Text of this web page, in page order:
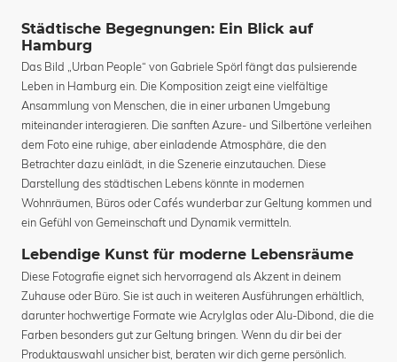
Städtische Begegnungen: Ein Blick auf
Hamburg
Das Bild „Urban People“ von Gabriele Spörl fängt das pulsierende
Leben in Hamburg ein. Die Komposition zeigt eine vielfältige
Ansammlung von Menschen, die in einer urbanen Umgebung
miteinander interagieren. Die sanften Azure- und Silbertöne verleihen
dem Foto eine ruhige, aber einladende Atmosphäre, die den
Betrachter dazu einlädt, in die Szenerie einzutauchen. Diese
Darstellung des städtischen Lebens könnte in modernen
Wohnräumen, Büros oder Cafés wunderbar zur Geltung kommen und
ein Gefühl von Gemeinschaft und Dynamik vermitteln.
Lebendige Kunst für moderne Lebensräume
Diese Fotografie eignet sich hervorragend als Akzent in deinem
Zuhause oder Büro. Sie ist auch in weiteren Ausführungen erhältlich,
darunter hochwertige Formate wie Acrylglas oder Alu-Dibond, die die
Farben besonders gut zur Geltung bringen. Wenn du dir bei der
Produktauswahl unsicher bist, beraten wir dich gerne persönlich.